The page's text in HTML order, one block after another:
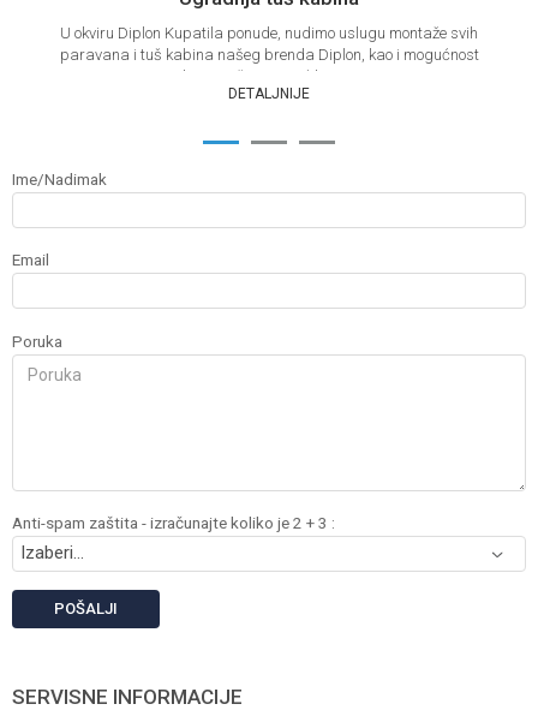
U okviru Diplon Kupatila ponude, nudimo uslugu montaže svih
paravana i tuš kabina našeg brenda Diplon, kao i mogućnost
demontaže postojećih par...
DETALJNIJE
1 2 3
Ime/Nadimak
Email
Poruka
Anti-spam zaštita - izračunajte koliko je 2 + 3 :
POŠALJI
SERVISNE INFORMACIJE